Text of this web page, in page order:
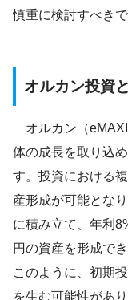
慎重に検討すべきで
オルカン投資
オルカン（
体の成長を取り込
す。投資における
産形成が可能とな
に積み立て、年利
円の資産を形成で
このように、初期
を生む可能性があ